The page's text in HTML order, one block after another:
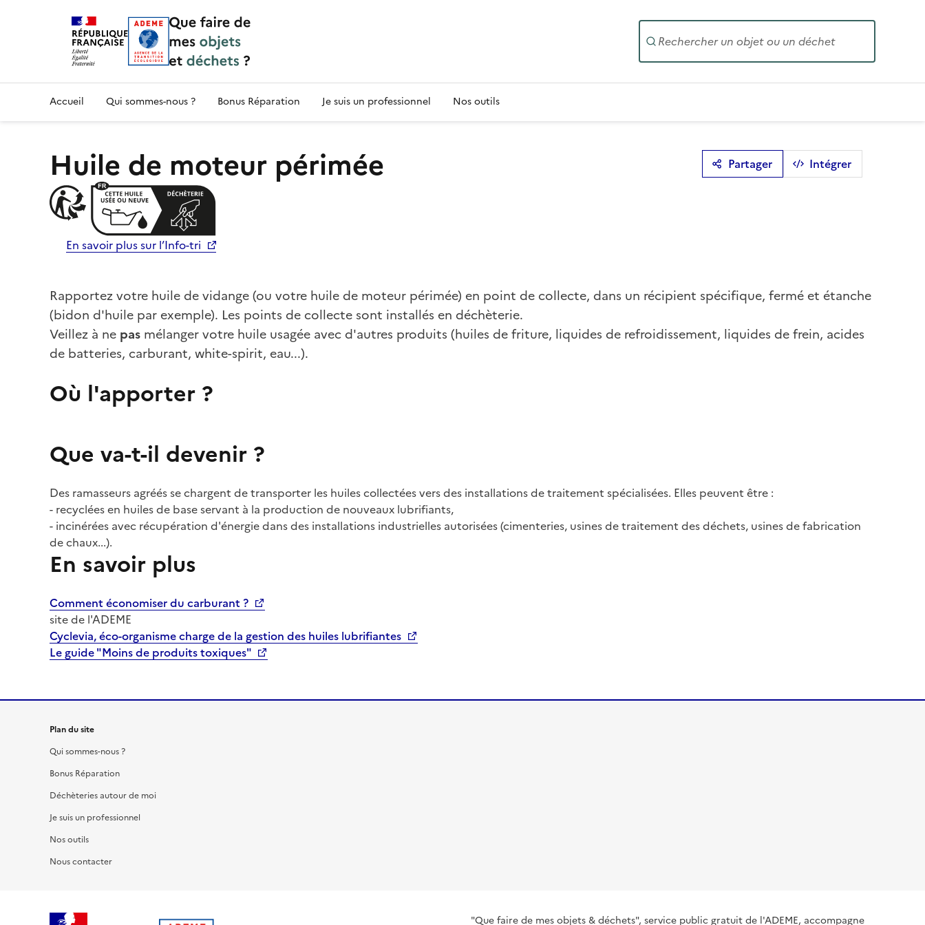
Accueil — Que Faire de mes objets & déchets Entrez
Accueil Qui sommes-nous ? Bonus Réparation Je suis un professionnel Nos outils
Huile de moteur périmée
En savoir plus sur l’Info-tri
Partager Intégrer
Rapportez votre huile de vidange (ou votre huile de moteur périmée) en point de collecte, dans un récipient spécifique, fermé et étanche
(bidon d'huile par exemple). Les points de collecte sont installés en déchèterie.
Veillez à ne pas mélanger votre huile usagée avec d'autres produits (huiles de friture, liquides de refroidissement, liquides de frein, acides
de batteries, carburant, white-spirit, eau...).
Où l'apporter ?
Que va-t-il devenir ?
Des ramasseurs agréés se chargent de transporter les huiles collectées vers des installations de traitement spécialisées. Elles peuvent être :
- recyclées en huiles de base servant à la production de nouveaux lubrifiants,
- incinérées avec récupération d'énergie dans des installations industrielles autorisées (cimenteries, usines de traitement des déchets, usines de fabrication
de chaux...).
En savoir plus
Comment économiser du carburant ?
site de l'ADEME
Cyclevia, éco-organisme charge de la gestion des huiles lubrifiantes
Le guide "Moins de produits toxiques"
Plan du site
Qui sommes-nous ?
Bonus Réparation
Déchèteries autour de moi
Je suis un professionnel
Nos outils
Nous contacter
"Que faire de mes objets & déchets", service public gratuit de l'ADEME, accompagne